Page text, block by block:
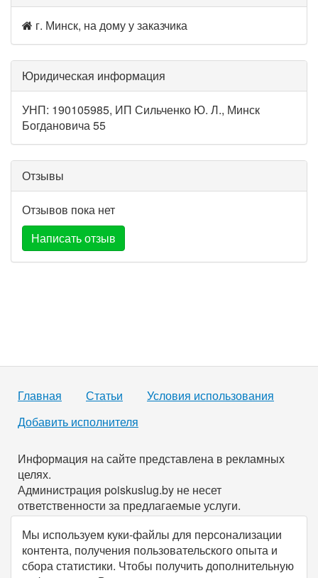
г. Минск, на дому у заказчика
Юридическая информация
УНП: 190105985, ИП Сильченко Ю. Л., Минск
Богдановича 55
Отзывы
Отзывов пока нет
Написать отзыв
Главная Статьи
Условия использования
Добавить исполнителя
Информация на сайте представлена в рекламных
целях.
Администрация poiskuslug.by не несет
ответственности за предлагаемые услуги.
По всем имеющимся вопросам вы можете связаться с
нами черезформу обратной связи.
Мы используем куки-файлы для персонализации
контента, получения пользовательского опыта и
сбора статистики. Чтобы получить дополнительную